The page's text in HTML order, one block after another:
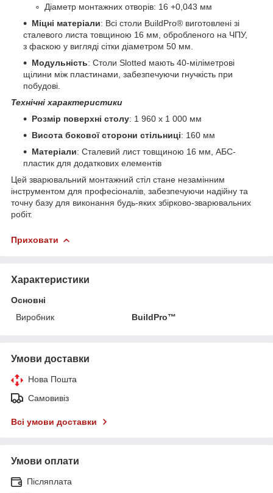
Діаметр монтажних отворів: 16 +0,043 мм
Міцні матеріали: Всі столи BuildPro® виготовлені зі
сталевого листа товщиною 16 мм, обробленого на ЧПУ,
з фаскою у вигляді сітки діаметром 50 мм.
Модульність: Столи Slotted мають 40-міліметрові
щілини між пластинами, забезпечуючи гнучкість при
побудові.
Технічні характеристики
Розмір поверхні столу: 1 960 x 1 000 мм
Висота бокової сторони стільниці: 160 мм
Матеріали: Сталевий лист товщиною 16 мм, АБС-
пластик для додаткових елементів
Цей зварювальний монтажний стіл стане незамінним
інструментом для професіоналів, забезпечуючи надійну та
точну базу для виконання будь-яких збірково-зварювальних
робіт.
Приховати
Характеристики
Основні
Виробник
BuildPro™
Умови доставки
Нова Пошта
Самовивіз
Всі умови доставки
Умови оплати
Післяплата